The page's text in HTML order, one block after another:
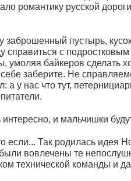
романтику русской
заброшенный пустырь,
справиться с подростковым
умоляя байкеров сделать
заберите. Не
а у нас что тут,
и мальчишки
если... Так родилась идея
вовлечены те
технической команды и